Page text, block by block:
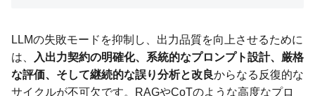
LLMの失敗モードを抑制し、出力品質を向上させるために
は、
入出力契約の明確化、系統的なプロンプト設計、厳格
な評価、そして継続的な誤り分析と改良からなる反復的な
サイクルが不可欠です。RAGやCoTのような高度なプロ